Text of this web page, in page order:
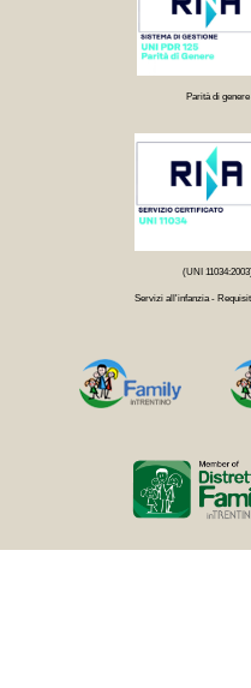
Parità di genere
(UNI
Servizi all'infanzia -